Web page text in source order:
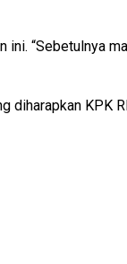
“Sebetulnya
diharapkan KPK